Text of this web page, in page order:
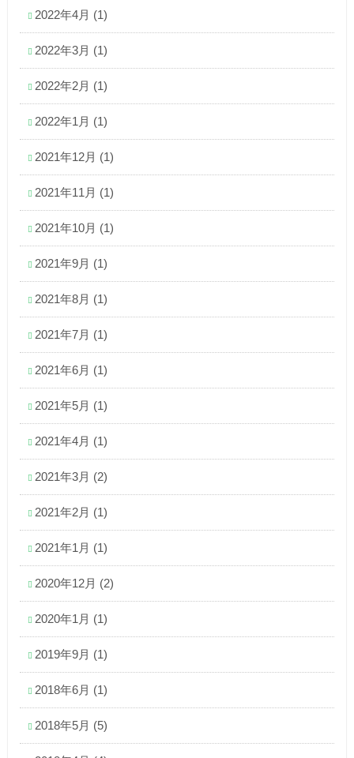
2022年4月 (1)
2022年3月 (1)
2022年2月 (1)
2022年1月 (1)
2021年12月 (1)
2021年11月 (1)
2021年10月 (1)
2021年9月 (1)
2021年8月 (1)
2021年7月 (1)
2021年6月 (1)
2021年5月 (1)
2021年4月 (1)
2021年3月 (2)
2021年2月 (1)
2021年1月 (1)
2020年12月 (2)
2020年1月 (1)
2019年9月 (1)
2018年6月 (1)
2018年5月 (5)